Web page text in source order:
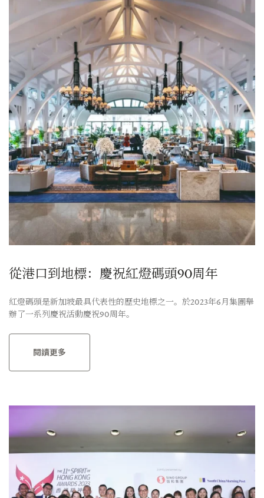
從港口到地標：慶祝紅燈碼頭90周年
紅燈碼頭是新加坡最具代表性的歷史地標之一。於2023年6月集團舉
辦了一系列慶祝活動慶祝90周年。
閱讀更多